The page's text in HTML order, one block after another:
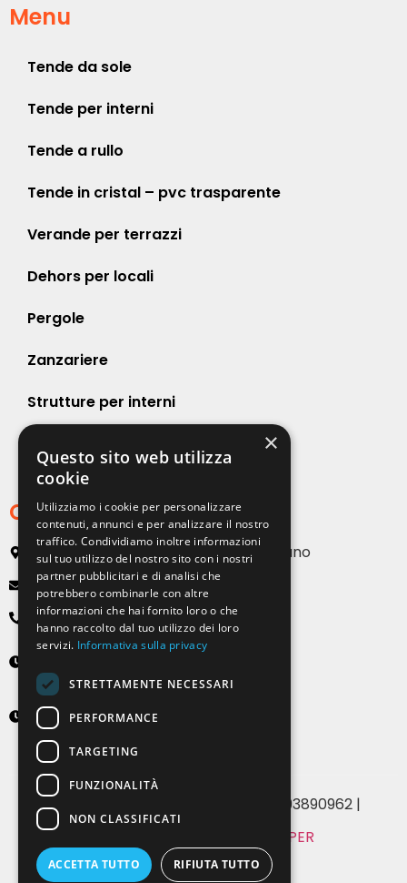
Menu
Tende da sole
Tende per interni
Tende a rullo
Tende in cristal – pvc trasparente
Verande per terrazzi
Dehors per locali
Pergole
Zanzariere
Strutture per interni
Contatti
Via Emilia, 13 20090 Buccinasco – Milano
info@solartendemilano.it
+ 39 0239 931 187
Lunedì-Venerdì
8:30 - 12:30 e 14:00 - 18:00
Sabato
9:00 - 12:00 (solo su appuntamento)
© 2024 Solartende SRL | P.IVA 07393890962 |
BY WHITE PAPER
Privacy & Cookie Policy
×
Questo sito web utilizza
cookie
Utilizziamo i cookie per personalizzare
contenuti, annunci e per analizzare il nostro
traffico. Condividiamo inoltre informazioni
sul tuo utilizzo del nostro sito con i nostri
partner pubblicitari e di analisi che
potrebbero combinarle con altre
informazioni che hai fornito loro o che
hanno raccolto dal tuo utilizzo dei loro
servizi. Informativa sulla privacy
STRETTAMENTE NECESSARI
PERFORMANCE
TARGETING
FUNZIONALITÀ
NON CLASSIFICATI
ACCETTA TUTTO RIFIUTA TUTTO